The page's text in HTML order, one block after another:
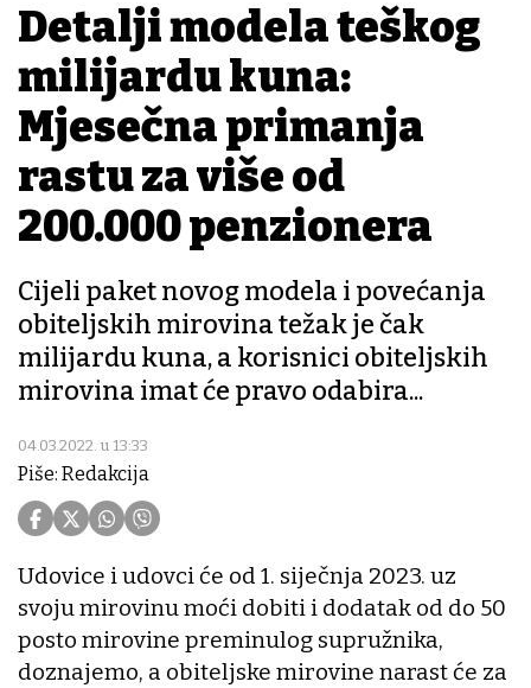
Detalji modela teškog
milijardu kuna:
Mjesečna primanja
rastu za više od
200.000 penzionera
Cijeli paket novog modela i povećanja
obiteljskih mirovina težak je čak
milijardu kuna, a korisnici obiteljskih
mirovina imat će pravo odabira...
04.03.2022. u 13:33
Piše: Redakcija
Udovice i udovci će od 1. siječnja 2023. uz
svoju mirovinu moći dobiti i dodatak od do 50
posto mirovine preminulog supružnika,
doznajemo, a obiteljske mirovine narast će za